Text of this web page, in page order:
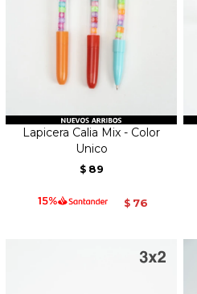
Lapicera Calia Mix - Color
Unico
$ 89
$ 76